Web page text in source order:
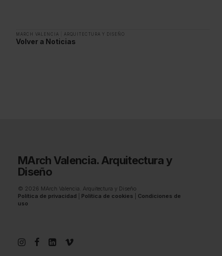
MARCH VALENCIA ARQUITECTURA Y DISEÑO
Volver a Noticias
MArch Valencia. Arquitectura y
Diseño
© 2026 MArch Valencia. Arquitectura y Diseño
Política de privacidad
Política de cookies
Condiciones de
uso